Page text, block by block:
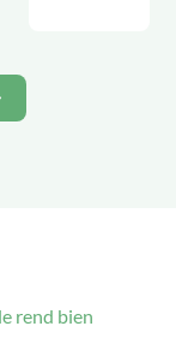
rend bien